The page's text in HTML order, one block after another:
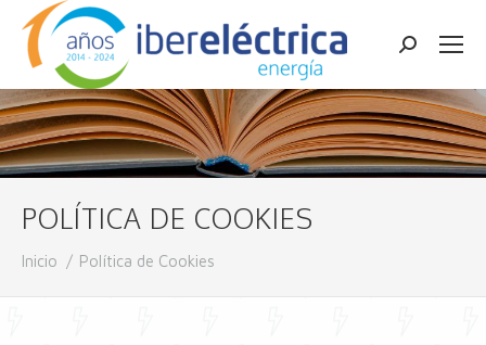
Buscar:
POLÍTICA DE COOKIES
Estás aquí:
Inicio Política de Cookies